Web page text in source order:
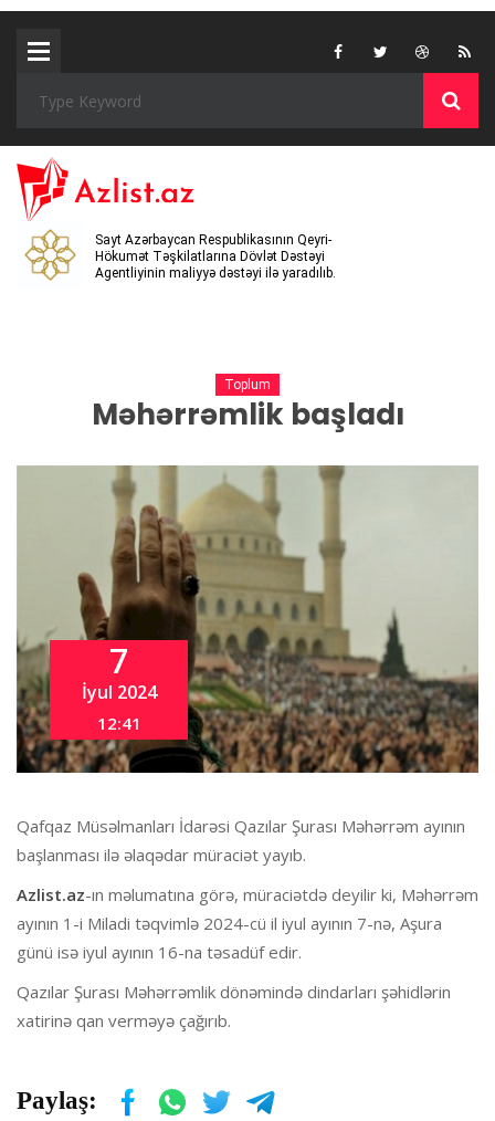
Sayt Azərbaycan Respublikasının Qeyri-
Hökumət Təşkilatlarına Dövlət Dəstəyi
Agentliyinin maliyyə dəstəyi ilə yaradılıb.
Toplum
Məhərrəmlik başladı
7
İyul 2024
12:41
Qafqaz Müsəlmanları İdarəsi Qazılar Şurası Məhərrəm ayının
başlanması ilə əlaqədar müraciət yayıb.
Azlist.az-ın məlumatına görə, müraciətdə deyilir ki, Məhərrəm
ayının 1-i Miladi təqvimlə 2024-cü il iyul ayının 7-nə, Aşura
günü isə iyul ayının 16-na təsadüf edir.
Qazılar Şurası Məhərrəmlik dönəmində dindarları şəhidlərin
xatirinə qan verməyə çağırıb.
Paylaş: